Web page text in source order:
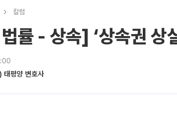
칼럼
률 - 상속] ‘상속권 상
태평양 변호사